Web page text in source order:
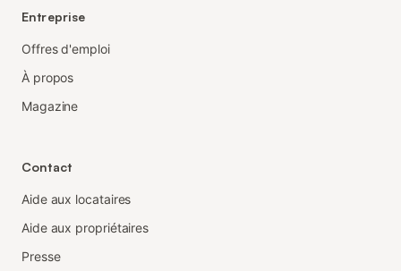
Entreprise
Offres d'emploi
À propos
Magazine
Contact
Aide aux locataires
Aide aux propriétaires
Presse